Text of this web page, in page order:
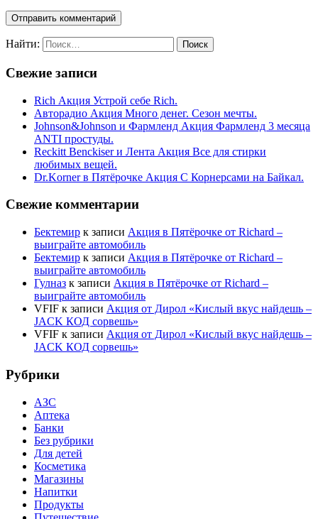
Найти:
Свежие записи
Rich Акция Устрой себе Rich.
Авторадио Акция Много денег. Сезон мечты.
Johnson&Johnson и Фармленд Акция Фармленд 3 месяца
ANTI простуды.
Reckitt Benckiser и Лента Акция Все для стирки
любимых вещей.
Dr.Korner в Пятёрочке Акция С Корнерсами на Байкал.
Свежие комментарии
Бектемир к записи Акция в Пятёрочке от Richard –
выиграйте автомобиль
Бектемир к записи Акция в Пятёрочке от Richard –
выиграйте автомобиль
Гулназ к записи Акция в Пятёрочке от Richard –
выиграйте автомобиль
VFIF к записи Акция от Дирол «Кислый вкус найдешь –
JACK КОД сорвешь»
VFIF к записи Акция от Дирол «Кислый вкус найдешь –
JACK КОД сорвешь»
Рубрики
АЗС
Аптека
Банки
Без рубрики
Для детей
Косметика
Магазины
Напитки
Продукты